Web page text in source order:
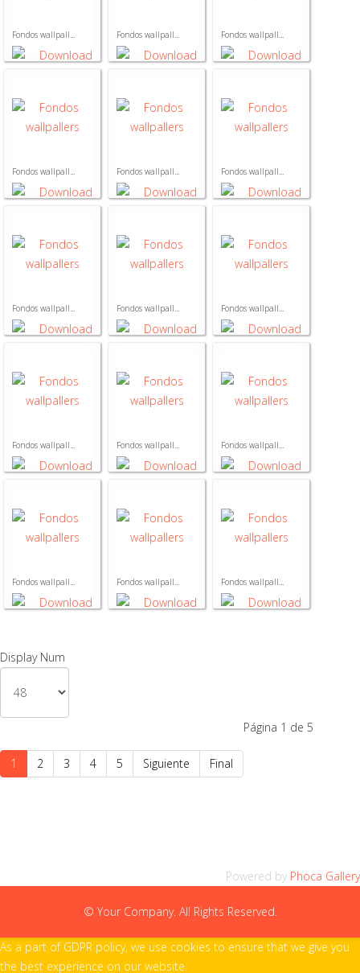
Fondos wallpall... Fondos wallpall... Fondos wallpall...
Fondos wallpall... Fondos wallpall... Fondos wallpall...
Fondos wallpall... Fondos wallpall... Fondos wallpall...
Fondos wallpall... Fondos wallpall... Fondos wallpall...
Fondos wallpall... Fondos wallpall... Fondos wallpall...
Display Num
Página 1 de 5
1 2 3 4 5 Siguiente Final
Powered by Phoca Gallery
© Your Company. All Rights Reserved.
As a part of GDPR policy, we use cookies to ensure that we give you
the best experience on our website.